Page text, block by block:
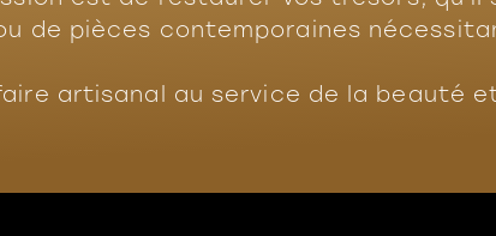
de pièces contemporaines
artisanal au service de la beauté